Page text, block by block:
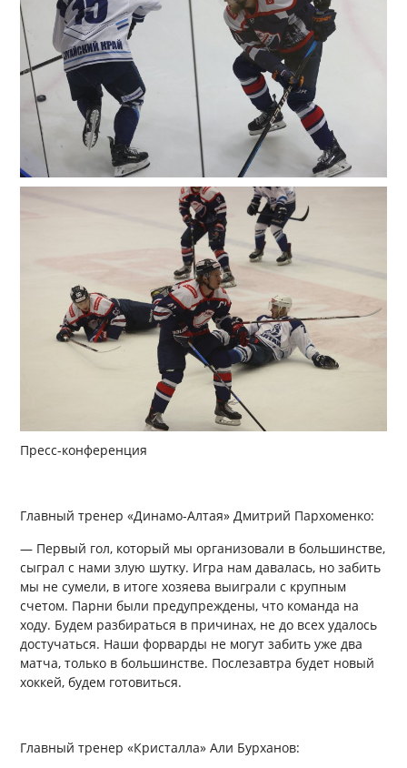
Пресс-конференция
Главный тренер «Динамо-Алтая» Дмитрий Пархоменко:
— Первый гол, который мы организовали в большинстве,
сыграл с нами злую шутку. Игра нам давалась, но забить
мы не сумели, в итоге хозяева выиграли с крупным
счетом. Парни были предупреждены, что команда на
ходу. Будем разбираться в причинах, не до всех удалось
достучаться. Наши форварды не могут забить уже два
матча, только в большинстве. Послезавтра будет новый
хоккей, будем готовиться.
Главный тренер «Кристалла» Али Бурханов: